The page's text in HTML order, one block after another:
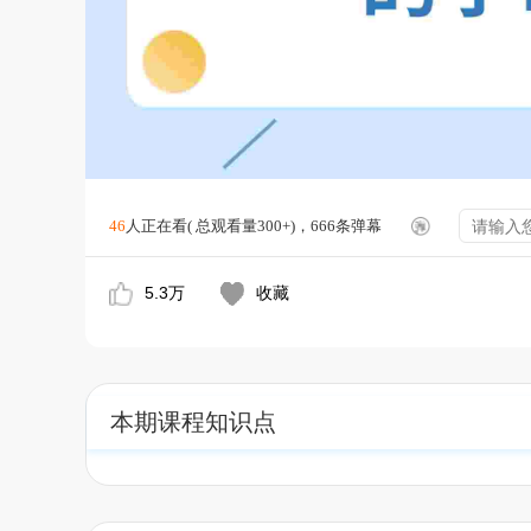
46 人正在看( 总观看量300+)，666条弹幕
5.3万 收藏
本期课程知识点